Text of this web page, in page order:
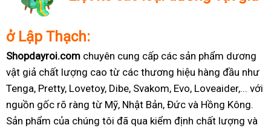
ở Lập Thạch:
Shopdayroi.com chuyên cung cấp các sản phẩm dương
vật giả chất lượng cao từ các thương hiệu hàng đầu như
Tenga, Pretty, Lovetoy, Dibe, Svakom, Evo, Loveaider,... với
nguồn gốc rõ ràng từ Mỹ, Nhật Bản, Đức và Hồng Kông.
Sản phẩm của chúng tôi đã qua kiểm định chất lượng và